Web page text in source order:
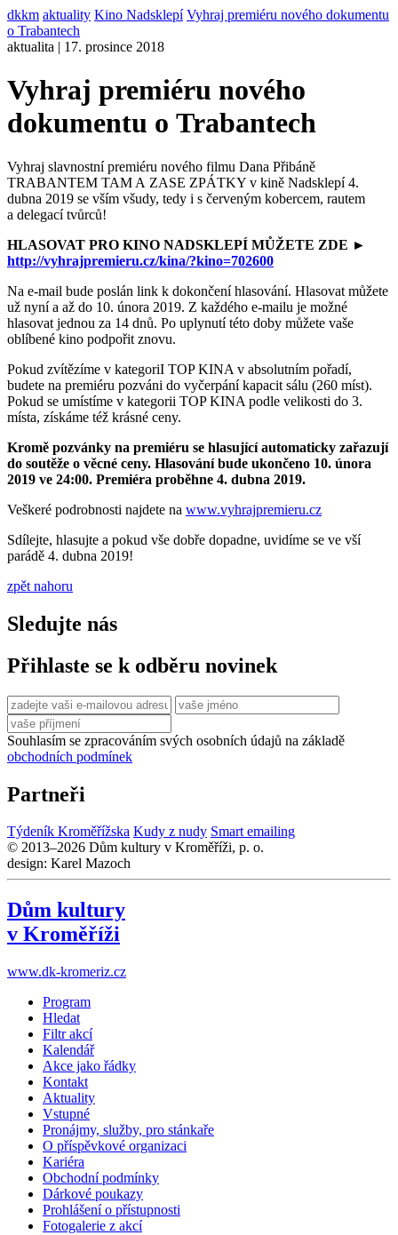
dkkm aktuality Kino Nadsklepí Vyhraj premiéru nového dokumentu
o Trabantech
aktualita | 17. prosince 2018
Vyhraj premiéru nového
dokumentu o Trabantech
Vyhraj slavnostní premiéru nového filmu Dana Přibáně
TRABANTEM TAM A ZASE ZPÁTKY v kině Nadsklepí 4.
dubna 2019 se vším všudy, tedy i s červeným kobercem, rautem
a delegací tvůrců!
HLASOVAT PRO KINO NADSKLEPÍ MŮŽETE ZDE ►
http://vyhrajpremieru.cz/kina/?kino=702600
Na e-mail bude poslán link k dokončení hlasování. Hlasovat můžete
už nyní a až do 10. února 2019. Z každého e-mailu je možné
hlasovat jednou za 14 dnů. Po uplynutí této doby můžete vaše
oblíbené kino podpořit znovu.
Pokud zvítězíme v kategoriI TOP KINA v absolutním pořadí,
budete na premiéru pozváni do vyčerpání kapacit sálu (260 míst).
Pokud se umístíme v kategorii TOP KINA podle velikosti do 3.
místa, získáme též krásné ceny.
Kromě pozvánky na premiéru se hlasující automaticky zařazují
do soutěže o věcné ceny. Hlasování bude ukončeno 10. února
2019 ve 24:00. Premiéra proběhne 4. dubna 2019.
Veškeré podrobnosti najdete na www.vyhrajpremieru.cz
Sdílejte, hlasujte a pokud vše dobře dopadne, uvidíme se ve vší
parádě 4. dubna 2019!
zpět nahoru
Sledujte nás
Přihlaste se k odběru novinek
Souhlasím se zpracováním svých osobních údajů na základě
obchodních podmínek
Partneři
Týdeník Kroměřížska Kudy z nudy Smart emailing
© 2013–2026 Dům kultury v Kroměříži, p. o.
design: Karel Mazoch
Dům kultury
v Kroměříži
www.dk-kromeriz.cz
Program
Hledat
Filtr akcí
Kalendář
Akce jako řádky
Kontakt
Aktuality
Vstupné
Pronájmy, služby, pro stánkaře
O příspěvkové organizaci
Kariéra
Obchodní podmínky
Dárkové poukazy
Prohlášení o přístupnosti
Fotogalerie z akcí